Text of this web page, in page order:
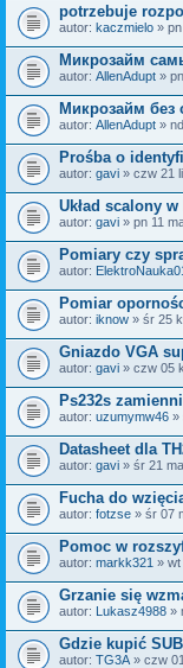
potrzebuje
autor: kaczmielo »
Микрозайм
autor: AllenAdupt »
Микрозайм без
autor: AllenAdupt »
Prośba o
autor: gavi » czw 21
Układ scalony
autor: gavi » pn 11
Pomiary czy
autor:
Pomiar
autor: iknow » śr 25
Gniazdo VGA
autor: gavi » czw 05
Ps232s
autor: uzumymw46 »
Datasheet dla
autor: gavi » śr 21
Fucha do
autor: fotzse » śr 07
Pomoc w
autor: markk321 » wt
Grzanie się
autor: Lukasz4988 »
Gdzie kupić
autor: TG3A » czw